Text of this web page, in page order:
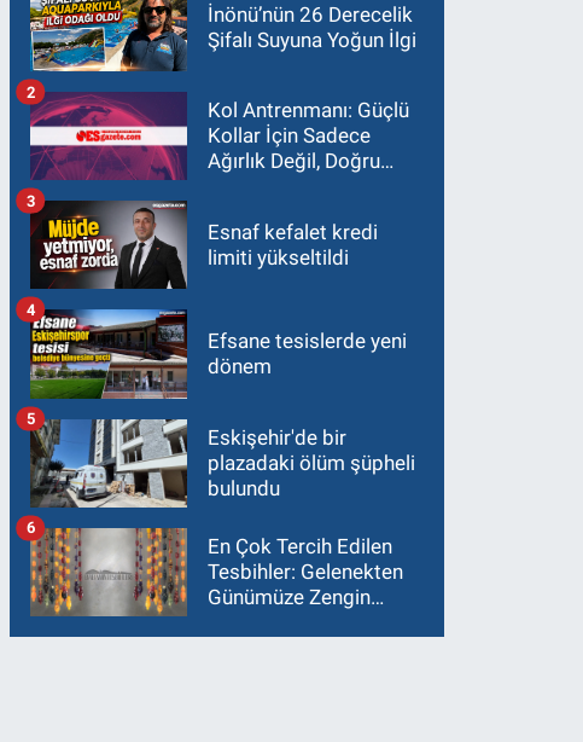
İnönü’nün 26 Derecelik
Şifalı Suyuna Yoğun İlgi
Kol Antrenmanı: Güçlü
Kollar İçin Sadece
Ağırlık Değil, Doğru
2
Esnaf kefalet kredi
limiti yükseltildi
3
Efsane tesislerde yeni
dönem
4
Eskişehir'de bir
plazadaki ölüm şüpheli
bulundu
5
En Çok Tercih Edilen
Tesbihler: Gelenekten
Günümüze Zengin
6